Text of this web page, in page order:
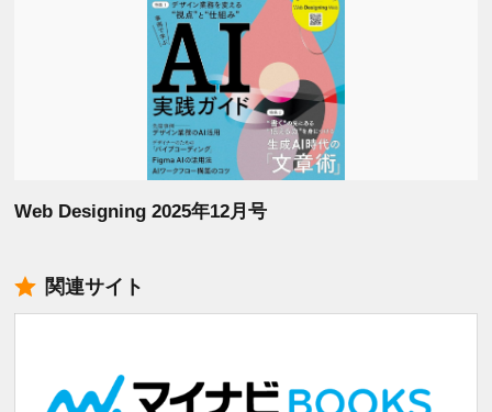
Web Designing 2025年12月号
関連サイト